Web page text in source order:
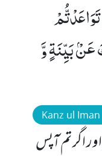
عَنْۢ بَیِّنَةٍ وَّ
Kanz ul Iman
اگر تم آپس